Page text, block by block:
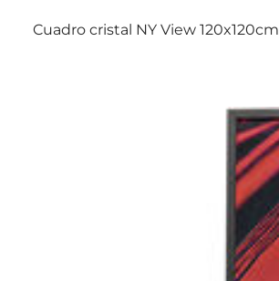
Cuadro cristal NY View 120x120cm